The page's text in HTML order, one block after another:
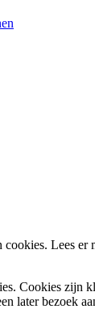
Lees er
Cookies zijn
later bezoek